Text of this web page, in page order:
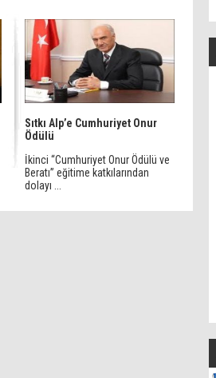
Sıtkı Alp’e Cumhuriyet Onur
Ödülü
İkinci “Cumhuriyet Onur Ödülü ve
Beratı” eğitime katkılarından
dolayı ...